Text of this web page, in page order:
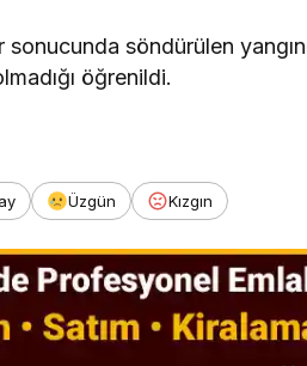
söndürülen
öğrenildi.
Üzgün Kızgın